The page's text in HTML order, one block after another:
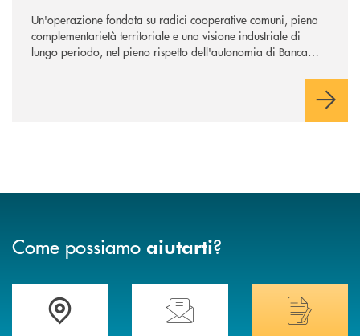
Un'operazione fondata su radici cooperative comuni, piena
complementarietà territoriale e una visione industriale di
lungo periodo, nel pieno rispetto dell'autonomia di Banca
negoziazione esclusiva per la finalizzazione dell’operazione.
Come possiamo aiutarti?
Trova la filiale più vicina a TeHai bisogno di assistenza immediata?
Hai bisogno di